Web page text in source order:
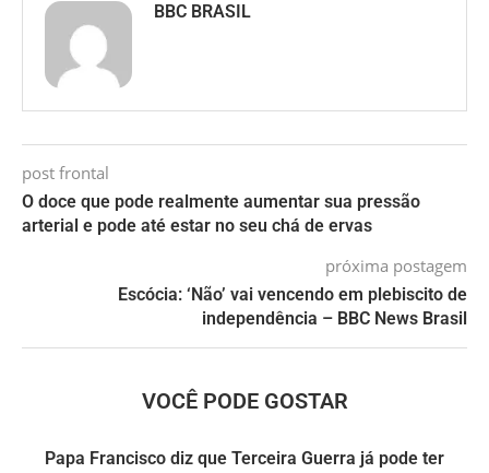
BBC BRASIL
post frontal
O doce que pode realmente aumentar sua pressão
arterial e pode até estar no seu chá de ervas
próxima postagem
Escócia: ‘Não’ vai vencendo em plebiscito de
independência – BBC News Brasil
VOCÊ PODE GOSTAR
Papa Francisco diz que Terceira Guerra já pode ter